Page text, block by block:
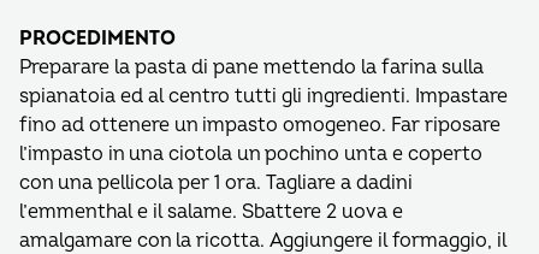
PROCEDIMENTO
Preparare la pasta di pane mettendo la farina sulla
spianatoia ed al centro tutti gli ingredienti. Impastare
fino ad ottenere un impasto omogeneo. Far riposare
l’impasto in una ciotola un pochino unta e coperto
con una pellicola per 1 ora. Tagliare a dadini
l’emmenthal e il salame. Sbattere 2 uova e
amalgamare con la ricotta. Aggiungere il formaggio, il